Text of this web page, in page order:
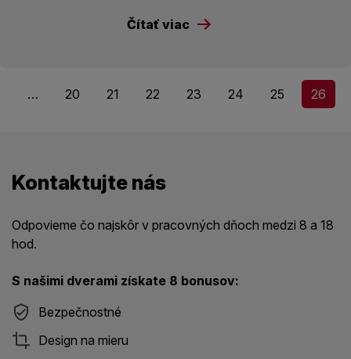
Čítať viac
… 20 21 22 23 24 25 26
Kontaktujte nás
Odpovieme čo najskôr v pracovných dňoch medzi 8 a 18
hod.
S našimi dverami získate 8 bonusov:
Bezpečnostné
Design na mieru